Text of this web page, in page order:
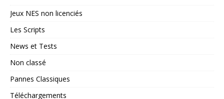
Jeux NES non licenciés
Les Scripts
News et Tests
Non classé
Pannes Classiques
Téléchargements